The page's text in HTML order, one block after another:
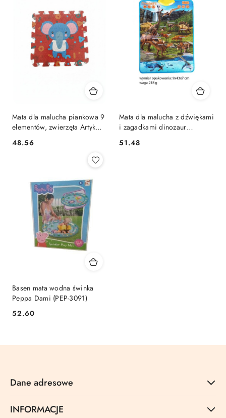
Mata dla malucha piankowa 9
elementów, zwierzęta Artyk
Cena:
48.56
Mata dla malucha z dźwiękami
i zagadkami dinozaur
Cena:
51.48
Basen mata wodna świnka
Peppa Dami (PEP-3091)
Cena:
52.60
Dane adresowe
INFORMACJE